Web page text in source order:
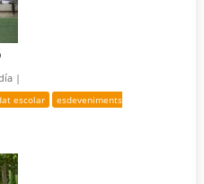
|
escolar
esdeveniments